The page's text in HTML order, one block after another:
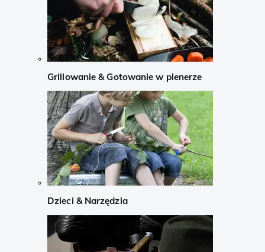
Grillowanie & Gotowanie w plenerze
Dzieci & Narzędzia